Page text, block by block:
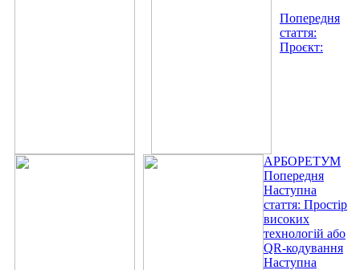
Попередня
стаття:
Проєкт:
АРБОРЕТУМ
Попередня
Наступна
стаття: Простір
високих
технологій або
QR-кодування
Наступна